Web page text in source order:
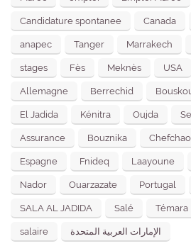
Candidature spontanee Canada
anapec Tanger Marrakech
stages Fès Meknès USA
Allemagne Berrechid
El Jadida Kénitra Oujda
Assurance Bouznika
Espagne Fnideq Laayoune
Nador Ouarzazate Portugal
SALA AL JADIDA Salé Témara
salaire الإمارات العربية المتحدة